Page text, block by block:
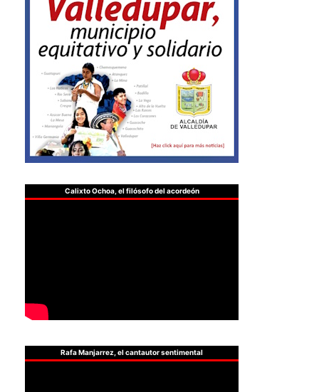
Calixto Ochoa, el filósofo del acordeón
Rafa Manjarrez, el cantautor sentimental